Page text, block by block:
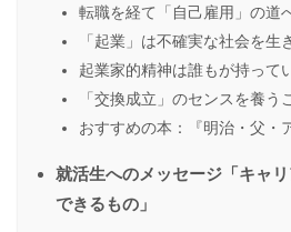
転職を経て「自己雇用」の道
「起業」は不確実な社会を生
起業家的精神は誰もが持って
「交換成立」のセンスを養う
おすすめの本：『明治・父・
就活生へのメッセージ「キャ
できるもの」